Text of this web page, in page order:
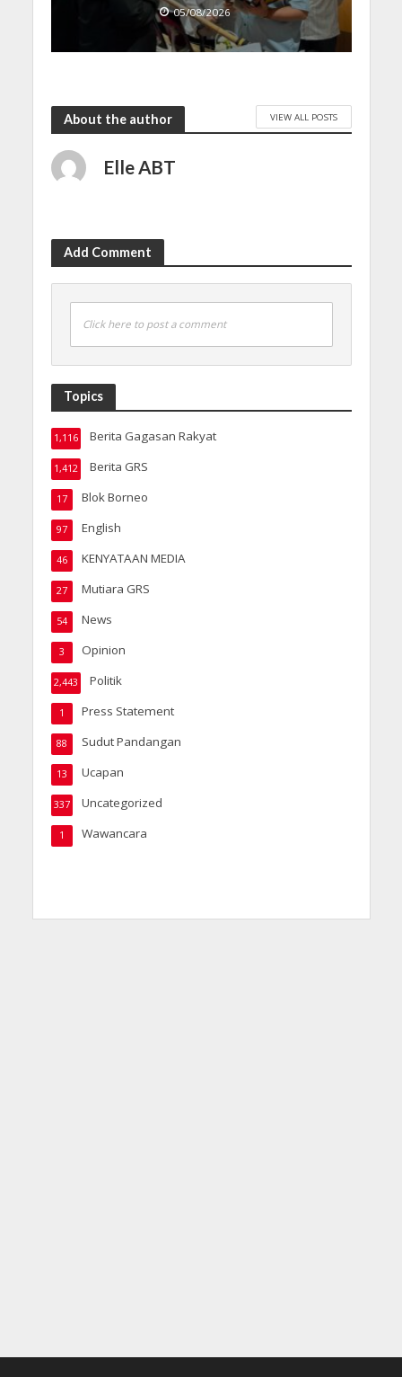
05/08/2026
About the author VIEW ALL POSTS
Elle ABT
Add Comment
Click here to post a comment
Topics
Berita Gagasan Rakyat
1,116
Berita GRS
1,412
Blok Borneo
17
English
97
KENYATAAN MEDIA
46
Mutiara GRS
27
News
54
Opinion
3
Politik
2,443
Press Statement
1
Sudut Pandangan
88
Ucapan
13
Uncategorized
337
Wawancara
1